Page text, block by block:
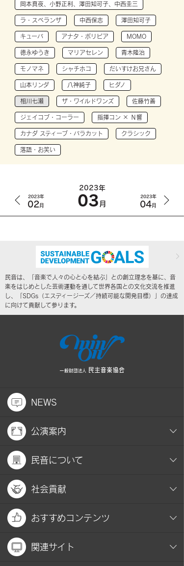
岡本真夜、小野正利、澤田知可子、中西圭三
ラ・スペランザ 中西保志 澤田知可子
キューバ アナタ・ボリビア MOMO
徳永ゆうき マリアセレン 青木隆治
モノマネ シャチホコ だいすけお兄さん
山本リンダ 八神純子 ヒダノ
相川七瀬 ザ・ワイルドワンズ 佐藤竹善
ジェイコブ・コーラー 指揮コン × Ｎ響
カナダ スティーブ・バラカット クラシック
落語・お笑い
2023年
02月
2023年
03 月
2023年
04月
民音は、「音楽で人々の心と心を結ぶ」との創立理念を基に、音
楽をはじめとした芸術運動を通して世界各国との文化交流を推進
し、「SDGs（エスディージーズ／持続可能な開発目標）」の達成
に向けて貢献して参ります。
NEWS
公演案内
民音について
社会貢献
おすすめコンテンツ
関連サイト